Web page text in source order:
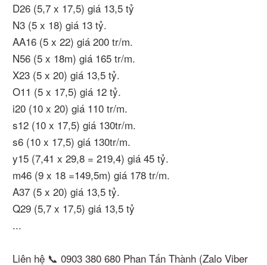
D26 (5,7 x 17,5) giá 13,5 tỷ
N3 (5 x 18) giá 13 tỷ.
AA16 (5 x 22) giá 200 tr/m.
N56 (5 x 18m) giá 165 tr/m.
X23 (5 x 20) giá 13,5 tỷ.
O11 (5 x 17,5) giá 12 tỷ.
i20 (10 x 20) giá 110 tr/m.
s12 (10 x 17,5) giá 130tr/m.
s6 (10 x 17,5) giá 130tr/m.
y15 (7,41 x 29,8 = 219,4) giá 45 tỷ.
m46 (9 x 18 =149,5m) giá 178 tr/m.
A37 (5 x 20) giá 13,5 tỷ.
Q29 (5,7 x 17,5) giá 13,5 tỷ
...
Liên hệ 📞 0903 380 680 Phan Tấn Thành (Zalo Viber